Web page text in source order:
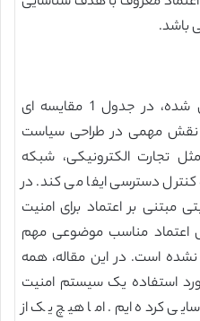
باشد.
براساس مشخصه های شناسایی شده، در جدول 1 مقایسه ای
نقش مهمی در طراحی سیاست
تجارت الکترونیکی، شبکه
کنترل دسترسی ایفا می کند. در
مبتنی بر اعتماد برای امنیت
اعتماد مناسب موضوعی مهم
نشده است. در این مقاله، همه
استفاده یک سیستم امنیت
کرده ایم. اما هیچ یک از